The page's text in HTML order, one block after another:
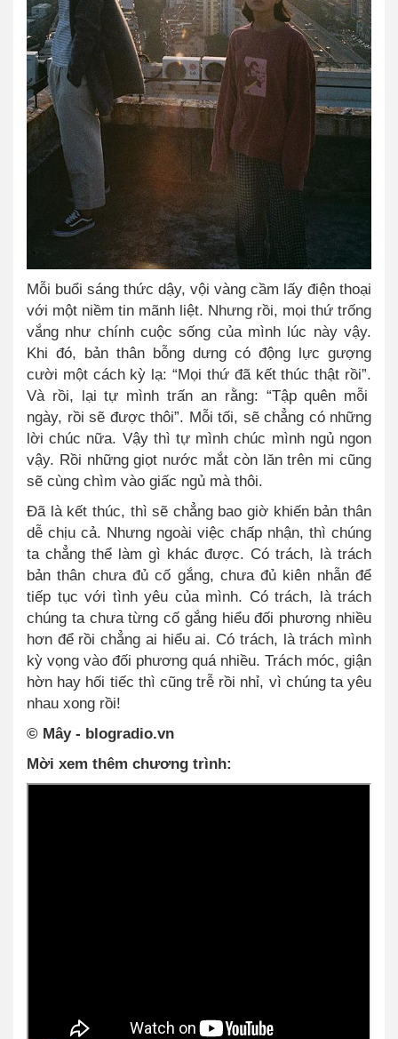
Mỗi buổi sáng thức dậy, vội vàng cầm lấy điện thoại
với một niềm tin mãnh liệt. Nhưng rồi, mọi thứ trống
vắng như chính cuộc sống của mình lúc này vậy.
Khi đó, bản thân bỗng dưng có động lực gượng
cười một cách kỳ lạ: “Mọi thứ đã kết thúc thật rồi”.
Và rồi, lại tự mình trấn an rằng: “Tập quên mỗi
ngày, rồi sẽ được thôi”. Mỗi tối, sẽ chẳng có những
lời chúc nữa. Vậy thì tự mình chúc mình ngủ ngon
vậy. Rồi những giọt nước mắt còn lăn trên mi cũng
sẽ cùng chìm vào giấc ngủ mà thôi.
Đã là kết thúc, thì sẽ chẳng bao giờ khiến bản thân
dễ chịu cả. Nhưng ngoài việc chấp nhận, thì chúng
ta chẳng thể làm gì khác được. Có trách, là trách
bản thân chưa đủ cố gắng, chưa đủ kiên nhẫn để
tiếp tục với tình yêu của mình. Có trách, là trách
chúng ta chưa từng cố gắng hiểu đối phương nhiều
hơn để rồi chẳng ai hiểu ai. Có trách, là trách mình
kỳ vọng vào đối phương quá nhiều. Trách móc, giận
hờn hay hối tiếc thì cũng trễ rồi nhỉ, vì chúng ta yêu
nhau xong rồi!
© Mây- blogradio.vn
Mời xem thêm chương trình: